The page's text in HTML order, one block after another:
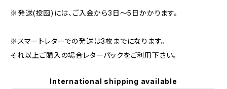
※発送(投函)には、ご入金から3日〜5日かかります。
※スマートレターでの発送は3枚までになります。
それ以上ご購入の場合レターパックをご利用下さい。
International shipping available